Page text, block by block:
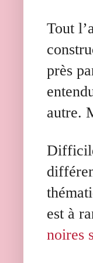
Tout
près
autre.
est à
noires